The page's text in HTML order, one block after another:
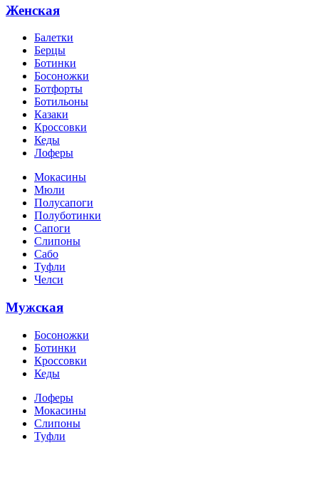
Женская
Балетки
Берцы
Ботинки
Босоножки
Ботфорты
Ботильоны
Казаки
Кроссовки
Кеды
Лоферы
Мокасины
Мюли
Полусапоги
Полуботинки
Сапоги
Слипоны
Сабо
Туфли
Челси
Мужская
Босоножки
Ботинки
Кроссовки
Кеды
Лоферы
Мокасины
Слипоны
Туфли